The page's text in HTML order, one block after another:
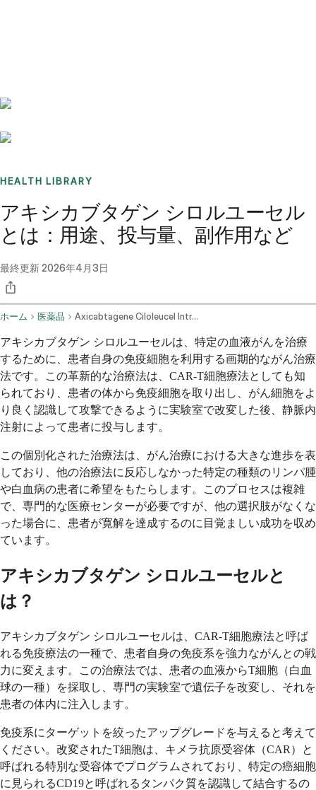
HEALTH LIBRARY
アキシカブタゲン シロルユーセル
とは：用途、投与量、副作用など
最終更新2026年4月3日
ホーム 医薬品 Axicabtagene Ciloleucel Intravenous Route
アキシカブタゲン シロルユーセルは、特定の血液がんを治療
するために、患者自身の免疫細胞を利用する画期的ながん治療
法です。この革新的な治療法は、CAR-T細胞療法としても知
られており、患者の体から免疫細胞を取り出し、がん細胞をよ
り良く認識して攻撃できるように実験室で改変した後、静脈内
注射によって患者に投与します。
この個別化された治療法は、がん治療における大きな進歩を表
しており、他の治療法に反応しなかった特定の種類のリンパ腫
や白血病の患者に希望をもたらします。このプロセスは複雑
で、専門的な医療センターが必要ですが、他の選択肢がなくな
った場合に、患者が寛解を達成するのに目覚ましい成功を収め
ています。
アキシカブタゲン シロルユーセルと
は？
アキシカブタゲン シロルユーセルは、CAR-T細胞療法と呼ば
れる免疫療法の一種で、患者自身の免疫系を強力ながんとの戦
力に変えます。この治療法では、患者の血液からT細胞（白血
球の一種）を採取し、専門の実験室で遺伝子を改変し、それを
患者の体内に注入します。
免疫系にターゲットを絞ったアップグレードを与えると考えて
ください。改変されたT細胞は、キメラ抗原受容体（CAR）と
呼ばれる特別な受容体でプログラムされており、特定の癌細胞
に見られるCD19と呼ばれるタンパク質を認識して結合するの